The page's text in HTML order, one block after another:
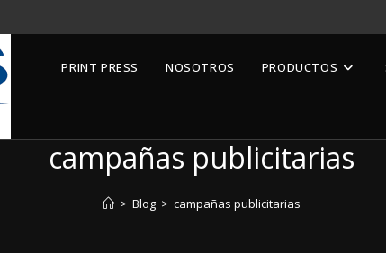
PRINT PRESS NOSOTROS PRODUCTOS
campañas publicitarias
> Blog > campañas publicitarias